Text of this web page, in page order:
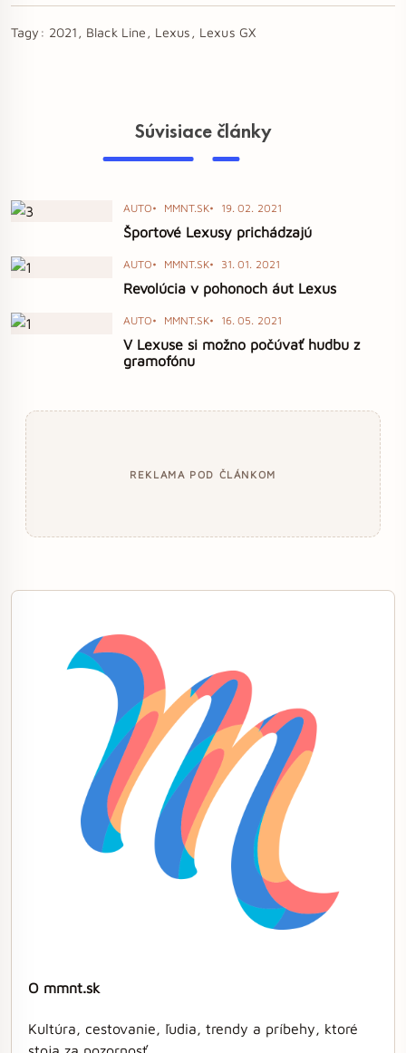
Tagy: 2021, Black Line, Lexus, Lexus GX
Súvisiace články
AUTO MMNT.SK 19. 02. 2021
Športové Lexusy prichádzajú
AUTO MMNT.SK 31. 01. 2021
Revolúcia v pohonoch áut Lexus
AUTO MMNT.SK 16. 05. 2021
V Lexuse si možno počúvať hudbu z
gramofónu
REKLAMA POD ČLÁNKOM
O mmnt.sk
Kultúra, cestovanie, ľudia, trendy a príbehy, ktoré